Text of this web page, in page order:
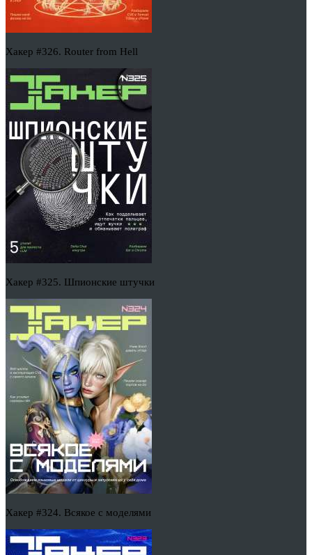
Хакер #326. Router from Hell
Хакер #325. Шпионские штучки
Хакер #324. Всякое с моделями